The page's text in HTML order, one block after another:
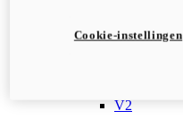
V2
Cookie-instellingen